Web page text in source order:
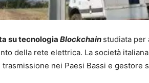
su tecnologia Blockchain studiata per
della rete elettrica. La società
nei Paesi Bassi e gestore